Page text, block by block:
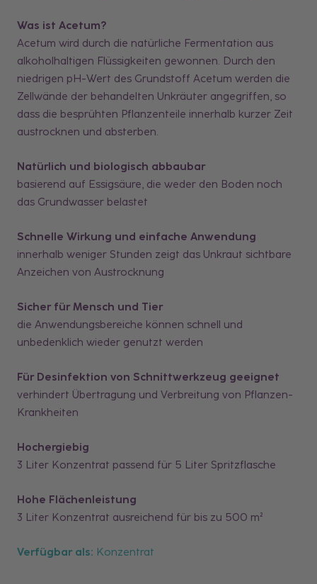
Was ist Acetum?
Acetum wird durch die natürliche Fermentation aus
alkoholhaltigen Flüssigkeiten gewonnen. Durch den
niedrigen pH-Wert des Grundstoff Acetum werden die
Zellwände der behandelten Unkräuter angegriffen, so
dass die besprühten Pflanzenteile innerhalb kurzer Zeit
austrocknen und absterben.
Natürlich und biologisch abbaubar
basierend auf Essigsäure, die weder den Boden noch
das Grundwasser belastet
Schnelle Wirkung und einfache Anwendung
innerhalb weniger Stunden zeigt das Unkraut sichtbare
Anzeichen von Austrocknung
Sicher für Mensch und Tier
die Anwendungsbereiche können schnell und
unbedenklich wieder genutzt werden
Für Desinfektion von Schnittwerkzeug geeignet
verhindert Übertragung und Verbreitung von Pflanzen-
Krankheiten
Hochergiebig
3 Liter Konzentrat passend für 5 Liter Spritzflasche
Hohe Flächenleistung
3 Liter Konzentrat ausreichend für bis zu 500 m²
Verfügbar als: Konzentrat